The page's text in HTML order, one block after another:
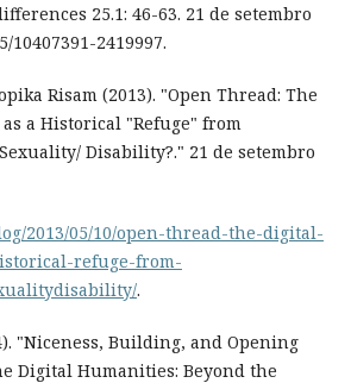
25.1: 46-63. 21 de setembro
10407391-2419997.
Risam (2013). "Open Thread: The
a Historical "Refuge" from
Disability?." 21 de setembro
2013/05/10/open-thread-the-digital-
refuge-from-
.
"Niceness, Building, and Opening
Digital Humanities: Beyond the